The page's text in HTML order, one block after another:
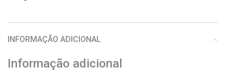
INFORMAÇÃO ADICIONAL
Informação adicional